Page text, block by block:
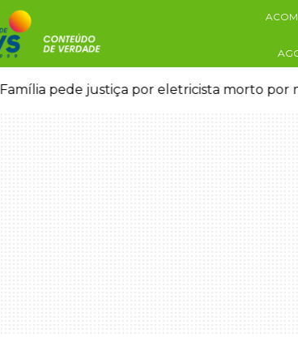
Família pede justiça por eletricista morto por